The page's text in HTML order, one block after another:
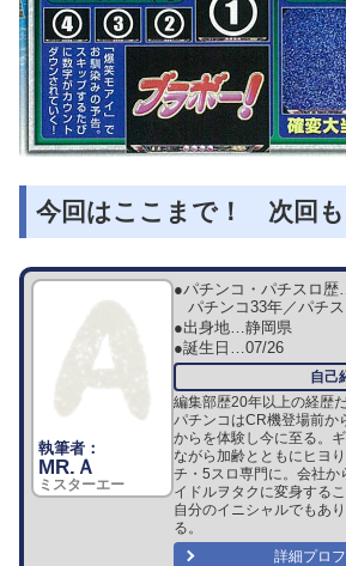
今回はここまで！ 次回
MR.Ａ
ミスターエー
●パチンコ・パチスロ歴…
パチンコ33年／パチ
●出身地… 静岡県
●誕生日… 07/26
編集部歴20年以上の経歴
パチンコはCR機登場前か
からを体験し今に至る。
ながら加齢とともにヒヨ
チ・5スロ専門に。会社か
イドルヲタクに変身する
自分のイニシャルでもあ
る。
詳細プロ